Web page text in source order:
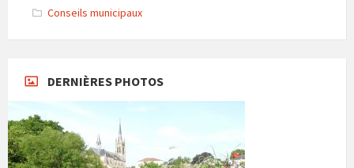
Conseils municipaux
DERNIÈRES PHOTOS